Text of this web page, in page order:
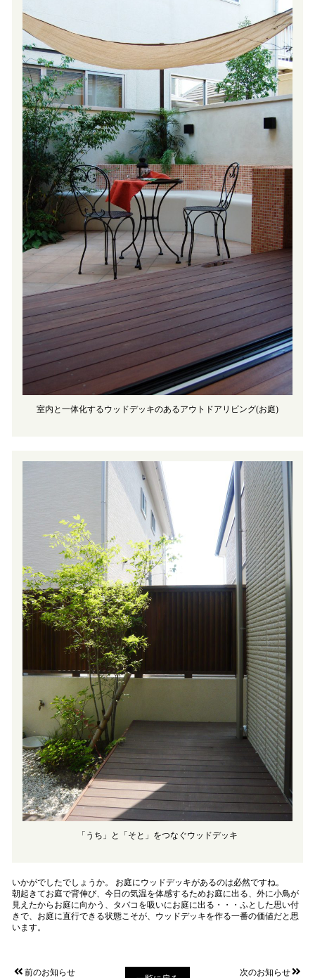
室内と一体化するウッドデッキのあるアウトドアリビング(お庭)
「うち」と「そと」をつなぐウッドデッキ
いかがでしたでしょうか。 お庭にウッドデッキがあるのは必然ですね。
朝起きてお庭で背伸び、今日の気温を体感するためお庭に出る、外に小鳥が
見えたからお庭に向かう、タバコを吸いにお庭に出る・・・ふとした思い付
きで、お庭に直行できる状態こそが、ウッドデッキを作る一番の価値だと思
います。
前のお知らせ 次のお知らせ